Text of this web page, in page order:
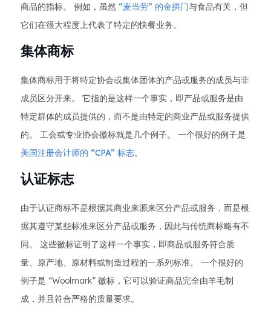
商品的指标。 例如，虽然 “麦当劳” 的金拱门与食品有关，但
它们在很大程度上代表了特定的快餐业务。
集体商标
集体商标用于将特定协会或集体团体的产品或服务的成员与非
成员区分开来。 它指的是这样一个事实，即产品或服务是由
特定群体的成员提供的，而不是由特定的商业产品或服务提供
的。 工会或专业协会徽标就是几个例子。 一个很好的例子是
美国注册会计师的 “CPA” 标志。
认证标志
由于认证商标不是根据其商业来源来区分产品或服务，而是根
据其遵守某些标准来区分产品或服务，因此与传统商标略有不
同。 这些徽标证明了这样一个事实，即商品或服务符合质
量、原产地、原材料或制造过程的一系列标准。 一个很好的
例子是 “Woolmark” 徽标，它可以验证商品完全由羊毛制
成，并且符合严格的质量要求。